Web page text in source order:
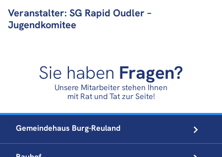
Veranstalter: SG Rapid Oudler –
Jugendkomitee
Sie haben Fragen?
Unsere Mitarbeiter stehen Ihnen
mit Rat und Tat zur Seite!
Gemeindehaus Burg-Reuland